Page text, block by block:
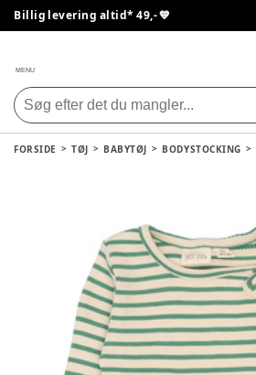
Billig levering altid* 49,- 💙
MENU
FORSIDE TØJ BABYTØJ BODYSTOCKING